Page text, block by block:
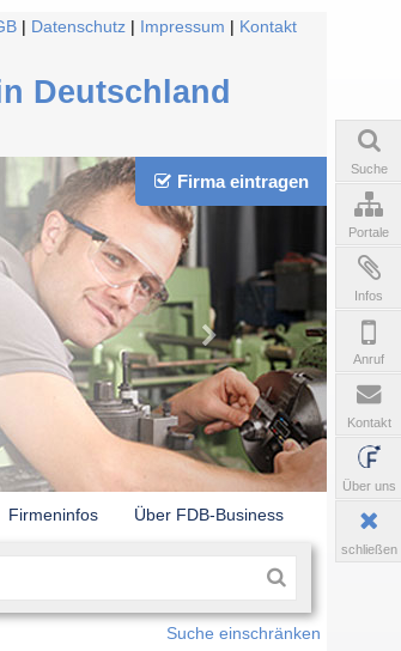
Datenschutz Impressum Kontakt
Deutschland
Firma eintragen
Firmeninfos Über FDB-Business
Suche einschränken
Suche
Portale
Infos
Anruf
Kontakt
Über uns
schließen